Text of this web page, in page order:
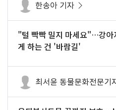
한송아 기자
"털 빡빡 밀지 마세요"…강아
게 하는 건 '바람길'
최서윤 동물문화전문기